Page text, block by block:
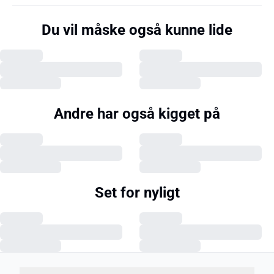
Du vil måske også kunne lide
Andre har også kigget på
Set for nyligt